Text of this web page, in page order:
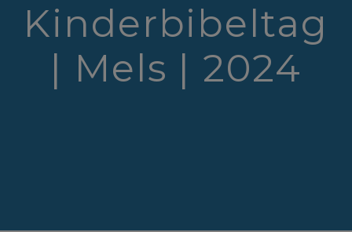
Kinderbibeltag
| Mels | 2024